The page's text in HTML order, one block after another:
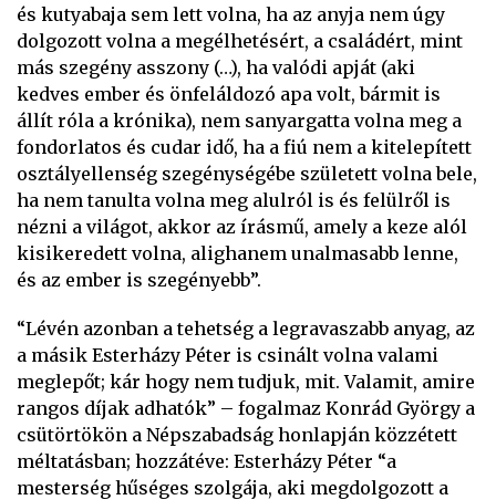
és kutyabaja sem lett volna, ha az anyja nem úgy
dolgozott volna a megélhetésért, a családért, mint
más szegény asszony (…), ha valódi apját (aki
kedves ember és önfeláldozó apa volt, bármit is
állít róla a krónika), nem sanyargatta volna meg a
fondorlatos és cudar idő, ha a fiú nem a kitelepített
osztályellenség szegénységébe született volna bele,
ha nem tanulta volna meg alulról is és felülről is
nézni a világot, akkor az írásmű, amely a keze alól
kisikeredett volna, alighanem unalmasabb lenne,
és az ember is szegényebb”.
“Lévén azonban a tehetség a legravaszabb anyag, az
a másik Esterházy Péter is csinált volna valami
meglepőt; kár hogy nem tudjuk, mit. Valamit, amire
rangos díjak adhatók” – fogalmaz Konrád György a
csütörtökön a Népszabadság honlapján közzétett
méltatásban; hozzátéve: Esterházy Péter “a
mesterség hűséges szolgája, aki megdolgozott a